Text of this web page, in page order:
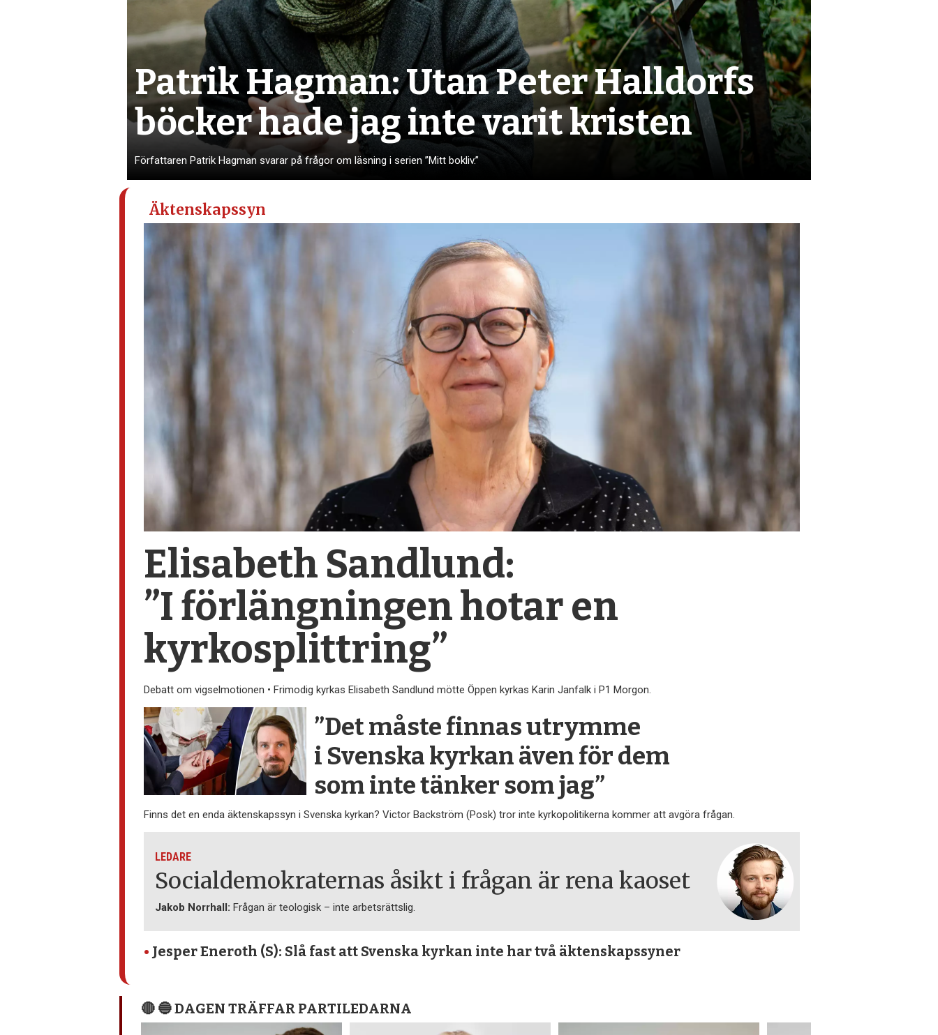
Patrik Hagman: Utan Peter Halldorfs
böcker hade jag inte varit kristen
Författaren Patrik Hagman svarar på frågor om läsning i serien ”Mitt bokliv.”
Äktenskapssyn
Elisabeth Sandlund:
”I förlängningen hotar en
kyrkosplittring”
Debatt om vigselmotionen • Frimodig kyrkas Elisabeth Sandlund mötte Öppen kyrkas Karin Janfalk i P1 Morgon.
”Det måste finnas utrymme
i Svenska kyrkan även för dem
som inte tänker som jag”
Finns det en enda äktenskapssyn i Svenska kyrkan? Victor Backström (Posk) tror inte kyrkopolitikerna kommer att avgöra frågan.
LEDARE
Socialdemokraternas åsikt i frågan är rena kaoset
Jakob Norrhall:Frågan är teologisk – inte arbetsrättslig.
• Jesper Eneroth (S): Slå fast att Svenska kyrkan inte har två äktenskapssyner
🔴 🔵 DAGEN TRÄFFAR PARTILEDARNA